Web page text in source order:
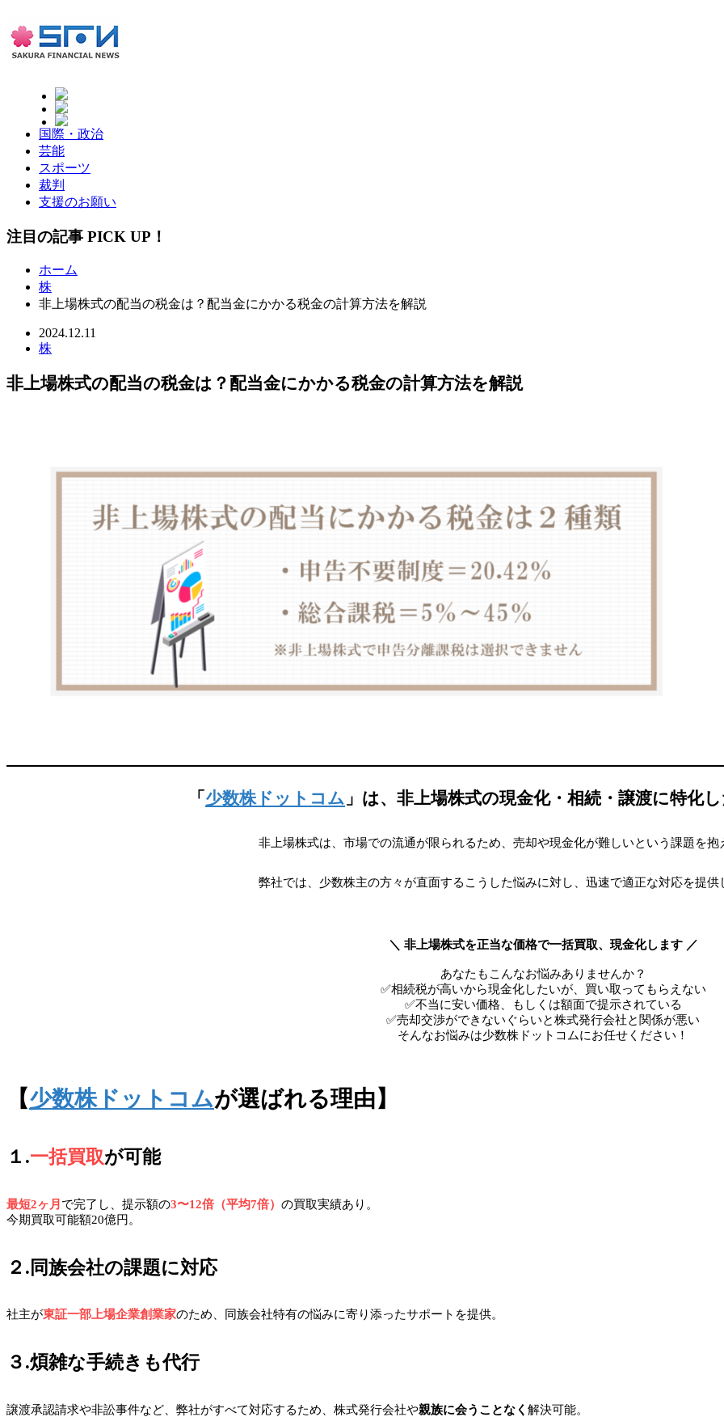
国際・政治
芸能
スポーツ
裁判
支援のお願い
注目の記事 PICK UP！
ホーム
株
非上場株式の配当の税金は？配当金にかかる税金の計算方法を解説
2024.12.11
株
非上場株式の配当の税金は？配当金にかかる税金の計算方法を解説
「 少数株ドットコム 」は、非上場株式の現金化・相続・譲渡に特化
非上場株式は、市場での流通が限られるため、売却や現金化が難しいという課題を抱
弊社では、少数株主の方々が直面するこうした悩みに対し、迅速で適正な対応を提供
＼ 非上場株式を正当な価格で一括買取、現金化します ／
あなたもこんなお悩みありませんか？
✅相続税が高いから現金化したいが、買い取ってもらえない
✅不当に安い価格、もしくは額面で提示されている
✅売却交渉ができないぐらいと株式発行会社と関係が悪い
そんなお悩みは少数株ドットコムにお任せください！
【少数株ドットコムが選ばれる理由】
１.一括買取が可能
最短2ヶ月 で完了し、提示額の3〜12倍（平均7倍） の買取実績あり。
今期買取可能額20億円。
２.同族会社の課題に対応
社主が東証一部上場企業創業家のため、同族会社特有の悩みに寄り添ったサポートを提供。
３.煩雑な手続きも代行
譲渡承認請求や非訟事件など、弊社がすべて対応するため、株式発行会社や親族に会うことなく 解決可能。